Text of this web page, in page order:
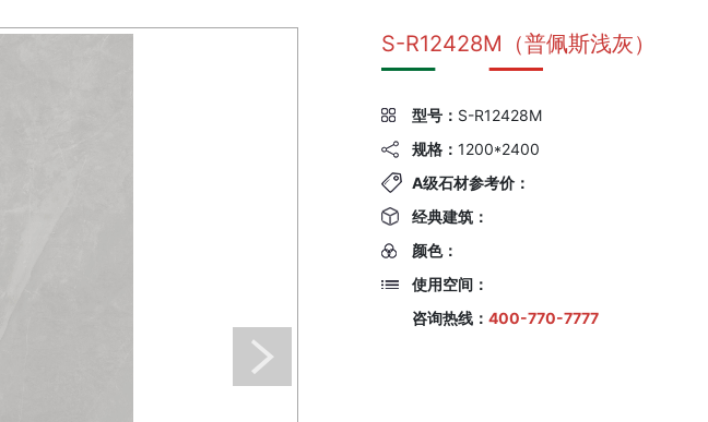
S-R12428M（普佩斯浅灰）
型号： S-R12428M
规格： 1200*2400
A级石材参考价：
经典建筑：
颜色：
使用空间：
咨询热线： 400-770-7777